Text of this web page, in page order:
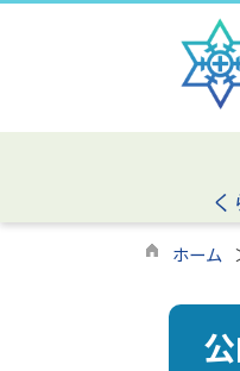
く
ホーム